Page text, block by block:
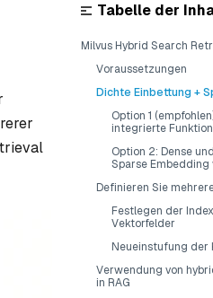
Tabelle der
Milvus Hybrid Search
Voraussetzungen
Dichte Einbettung +
Option 1
integrierte
Option 2: Dense
Sparse Embedding
Definieren Sie
Festlegen der
Vektorfelder
Neueinstufung der
Verwendung von
in RAG